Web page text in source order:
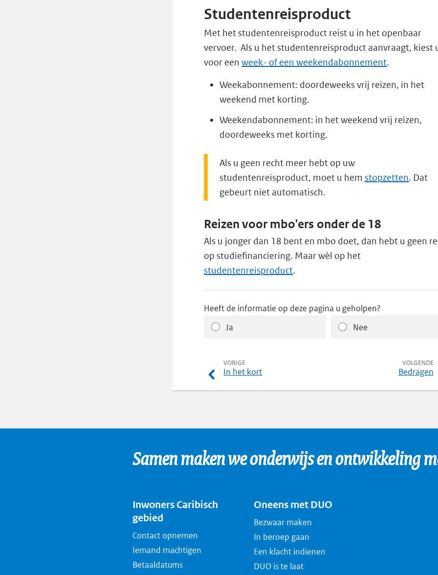
Studentenreisproduct
Met het studentenreisproduct reist u in het openbaar
vervoer. Als u het studentenreisproduct aanvraagt, kiest
voor eenweek- of een weekendabonnement.
Weekabonnement: doordeweeks vrij reizen, in het
weekend met korting.
Weekendabonnement: in het weekend vrij reizen,
doordeweeks met korting.
Als u geen recht meer hebt op uw
studentenreisproduct, moet u hemstopzetten. Dat
gebeurt niet automatisch.
Reizen voor mbo'ers onder de 18
Als u jonger dan 18 bent en mbo doet, dan hebt u geen
op studiefinanciering. Maar wèl op het
studentenreisproduct.
Heeft de informatie op deze pagina u geholpen?
Ja
Nee
VORIGE
In het kort
VOLGENDE
Bedragen
Samen maken we onderwijs en ontwikkeling
Inwoners Caribisch
gebied
Contact opnemen
Iemand machtigen
Betaaldatums
Oneens met DUO
Bezwaar maken
In beroep gaan
Een klacht indienen
DUO is te laat